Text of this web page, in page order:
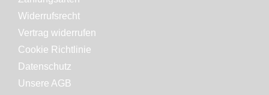
Widerrufsrecht
Vertrag widerrufen
Cookie Richtlinie
Datenschutz
Unsere AGB